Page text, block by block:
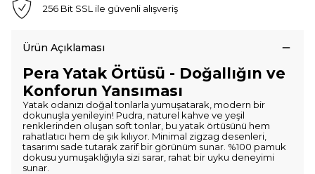
256 Bit SSL ile güvenli alışveriş
Ürün Açıklaması
Pera Yatak Örtüsü - Doğallığın ve
Konforun Yansıması
Yatak odanızı doğal tonlarla yumuşatarak, modern bir
dokunuşla yenileyin! Pudra, naturel kahve ve yeşil
renklerinden oluşan soft tonlar, bu yatak örtüsünü hem
rahatlatıcı hem de şık kılıyor. Minimal zigzag desenleri,
tasarımı sade tutarak zarif bir görünüm sunar. %100 pamuk
dokusu yumuşaklığıyla sizi sarar, rahat bir uyku deneyimi
sunar.